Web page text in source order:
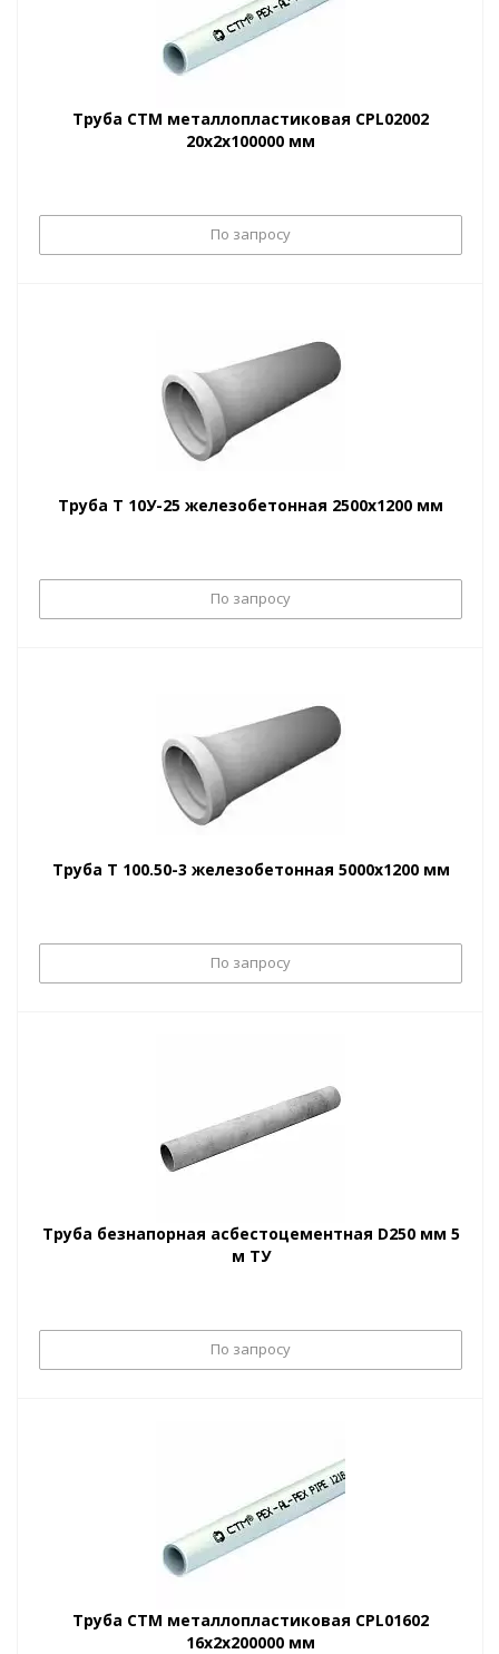
Труба CTM металлопластиковая CPL02002
20х2х100000 мм
По запросу
Труба Т 10У-25 железобетонная 2500х1200 мм
По запросу
Труба Т 100.50-3 железобетонная 5000х1200 мм
По запросу
Труба безнапорная асбестоцементная D250 мм 5
м ТУ
По запросу
Труба CTM металлопластиковая CPL01602
16х2х200000 мм